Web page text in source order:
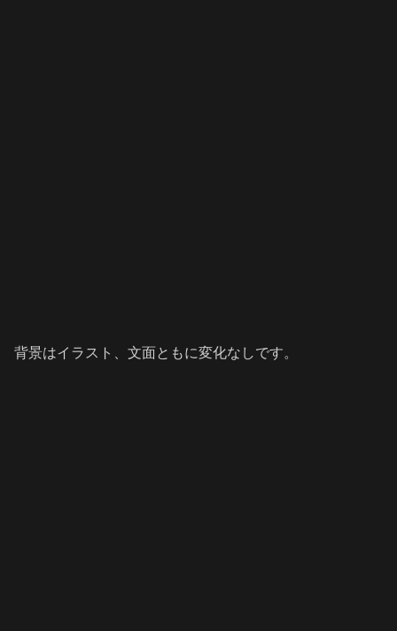
背景はイラスト、文面ともに変化なしです。